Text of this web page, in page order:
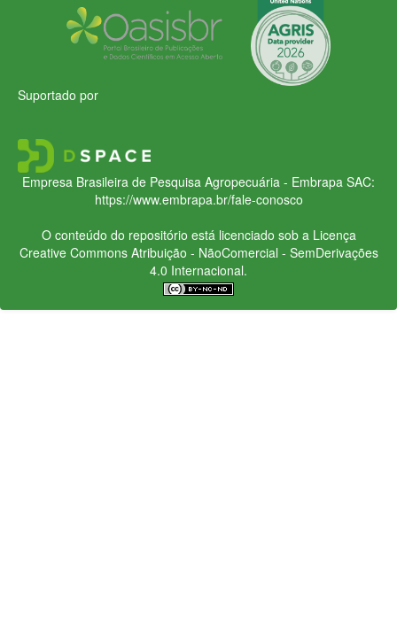
Suportado por
Empresa Brasileira de Pesquisa Agropecuária - Embrapa SAC:
https://www.embrapa.br/fale-conosco
O conteúdo do repositório está licenciado sob a Licença
Creative CommonsAtribuição - NãoComercial - SemDerivações
4.0 Internacional.